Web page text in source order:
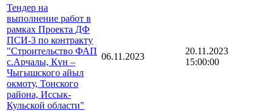
Тендер на
выполнение работ в
рамках Проекта ДФ
ПСИ-3 по контракту
"Строительство ФАП
с.Арчалы, Күн –
Чыгышского айыл
окмоту, Тонского
района, Иссык-
Кульской области"
06.11.2023
20.11.2023
15:00:00